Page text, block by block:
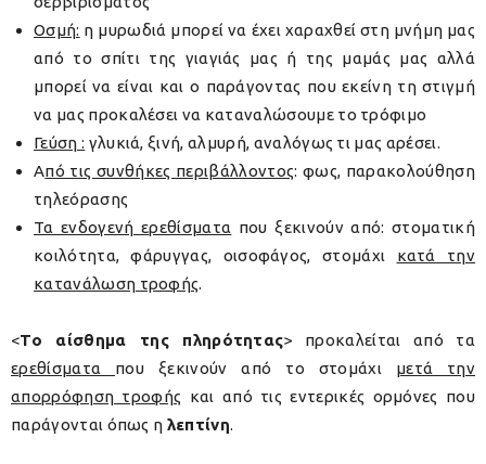
Οσμή: η μυρωδιά μπορεί να έχει χαραχθεί στη μνήμη μας
από το σπίτι της γιαγιάς μας ή της μαμάς μας αλλά
μπορεί να είναι και ο παράγοντας που εκείνη τη στιγμή
να μας προκαλέσει να καταναλώσουμε το τρόφιμο
Γεύση : γλυκιά, ξινή, αλμυρή, αναλόγως τι μας αρέσει.
Από τις συνθήκες περιβάλλοντος: φως, παρακολούθηση
τηλεόρασης
Τα ενδογενή ερεθίσματα που ξεκινούν από: στοματική
κοιλότητα, φάρυγγας, οισοφάγος, στομάχι κατά την
κατανάλωση τροφής.
<Το αίσθημα της πληρότητας> προκαλείται από τα
ερεθίσματα που ξεκινούν από το στομάχι μετά την
απορρόφηση τροφής και από τις εντερικές ορμόνες που
παράγονται όπως η λεπτίνη.